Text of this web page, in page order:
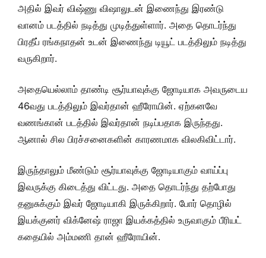
அதில் இவர் விஷ்ணு விஷாலுடன் இணைந்து இரண்டு
வானம் படத்தில் நடித்து முடித்துள்ளார். அதை தொடர்ந்து
பிரதீப் ரங்கநாதன் உடன் இணைந்து டியூட் படத்திலும் நடித்து
வருகிறார்.
அதையெல்லாம் தாண்டி சூர்யாவுக்கு ஜோடியாக அவருடைய
46வது படத்திலும் இவர்தான் ஹீரோயின். ஏற்கனவே
வணங்கான் படத்தில் இவர்தான் நடிப்பதாக இருந்தது.
ஆனால் சில பிரச்சனைகளின் காரணமாக விலகிவிட்டார்.
இருந்தாலும் மீண்டும் சூர்யாவுக்கு ஜோடியாகும் வாய்ப்பு
இவருக்கு கிடைத்து விட்டது. அதை தொடர்ந்து தற்போது
தனுசுக்கும் இவர் ஜோடியாகி இருக்கிறார். போர் தொழில்
இயக்குனர் விக்னேஷ் ராஜா இயக்கத்தில் உருவாகும் பீரியட்
கதையில் அம்மணி தான் ஹீரோயின்.